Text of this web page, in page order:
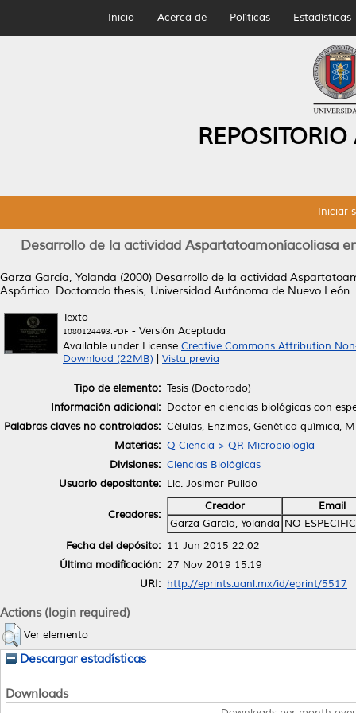
Inicio Acerca de Políticas Estadísticas
Iniciar
Desarrollo de la actividad Aspartatoamoníacoliasa
Garza García, Yolanda (2000) Desarrollo de la actividad
Aspártico. Doctorado thesis, Universidad Autónoma de Nuevo León.
Texto
1080124493.PDF - Versión Aceptada
Available under License Creative Commons Attribution
Download (22MB)
Vista previa
Tipo de elemento: Tesis (Doctorado)
Información adicional: Doctor en ciencias biológicas con
Palabras claves no controlados: Células, Enzimas, Genética química,
Materias: Q Ciencia > QR Microbiología
Divisiones: Ciencias Biológicas
Usuario depositante: Lic. Josimar Pulido
Creadores:
Creador
Email
Garza García, Yolanda NO
Fecha del depósito: 11 Jun 2015 22:02
Última modificación: 27 Nov 2019 15:19
URI: http://eprints.uanl.mx/id/eprint/5517
Actions (login required)
Ver elemento
Descargar estadísticas
Downloads